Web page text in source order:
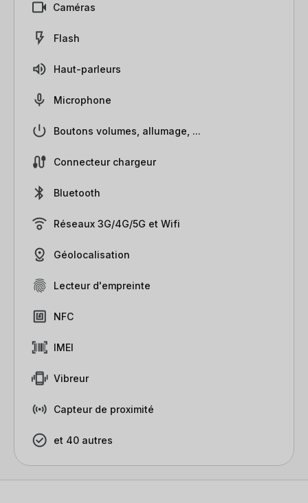
Caméras
Flash
Haut-parleurs
Microphone
Boutons volumes, allumage, ...
Connecteur chargeur
Bluetooth
Réseaux 3G/4G/5G et Wifi
Géolocalisation
Lecteur d'empreinte
NFC
IMEI
Vibreur
Capteur de proximité
et 40 autres